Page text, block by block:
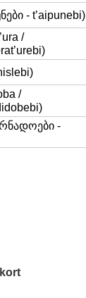
- t’aipunebi)
/
/
-